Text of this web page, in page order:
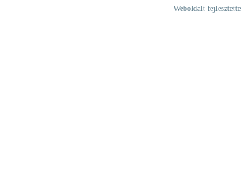
Weboldalt fejlesztette